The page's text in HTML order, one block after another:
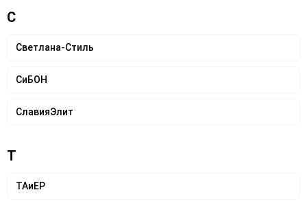
С
Светлана-Стиль
СиБОН
СлавияЭлит
Т
ТАиЕР